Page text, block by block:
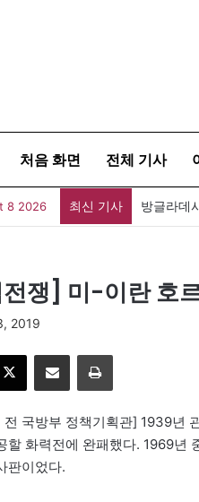
처음 화면 전체 기사
8 2026 최신 기사
쟁] 미-이란 호
2019
이메일
국방부 정책기획관] 1939년
할 화력전에 완패했다. 1969년
판이었다.